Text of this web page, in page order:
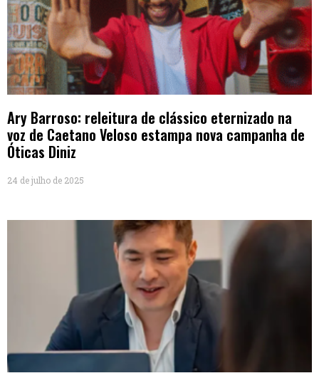
Ary Barroso: releitura de clássico eternizado na
voz de Caetano Veloso estampa nova campanha de
Óticas Diniz
24 de julho de 2025